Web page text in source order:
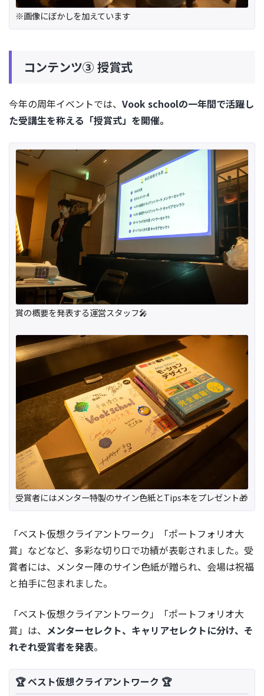
※画像にぼかしを加えています
コンテンツ③ 授賞式
今年の周年イベントでは、 Vook schoolの一年間で活躍し
た受講生を称える「授賞式」を開催。
賞の概要を発表する運営スタッフ🎤
受賞者にはメンター特製のサイン色紙とTips本をプレゼント🎁
「ベスト仮想クライアントワーク」「ポートフォリオ大
賞」などなど、多彩な切り口で功績が表彰されました。受
賞者には、メンター陣のサイン色紙が贈られ、会場は祝福
と拍手に包まれました。
「ベスト仮想クライアントワーク」「ポートフォリオ大
賞」は、 メンターセレクト、キャリアセレクトに分け、そ
れぞれ受賞者を発表。
🏆 ベスト仮想クライアントワーク 🏆